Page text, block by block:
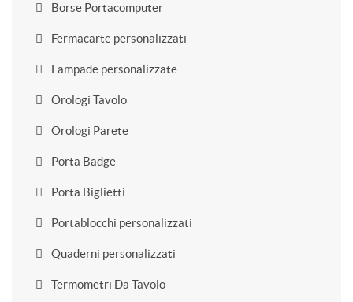
Borse Portacomputer
Fermacarte personalizzati
Lampade personalizzate
Orologi Tavolo
Orologi Parete
Porta Badge
Porta Biglietti
Portablocchi personalizzati
Quaderni personalizzati
Termometri Da Tavolo